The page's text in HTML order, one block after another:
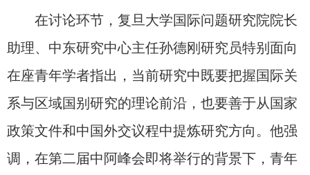
在讨论环节，复旦大学国际问题研究院院长
助理、中东研究中心主任孙德刚研究员特别面向
在座青年学者指出，当前研究中既要把握国际关
系与区域国别研究的理论前沿，也要善于从国家
政策文件和中国外交议程中提炼研究方向。他强
调，在第二届中阿峰会即将举行的背景下，青年